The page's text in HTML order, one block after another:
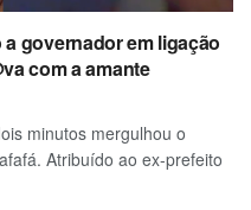
a governador em ligação
com a amante
minutos mergulhou o
Atribuído ao ex-prefeito